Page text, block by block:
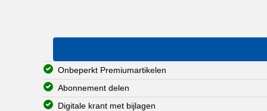
Onbeperkt Premiumartikelen
Abonnement delen
Digitale krant met bijlagen